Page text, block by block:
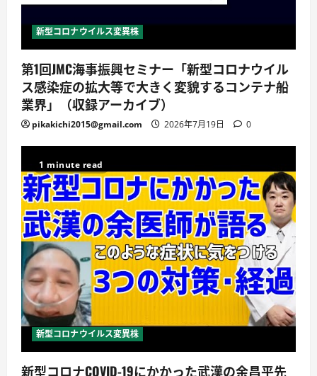
新型コロナウイルス変異株
第1回JMC海事振興セミナー「新型コロナウイル
ス感染症の拡大等で大きく変貌するコンテナ船
業界」（収録アーカイブ）
pikakichi2015@gmail.com 2026年7月19日 0
1 minute read
新型コロナウイルス変異株
新型コロナCOVID-19にかかった武漢の余昌平先